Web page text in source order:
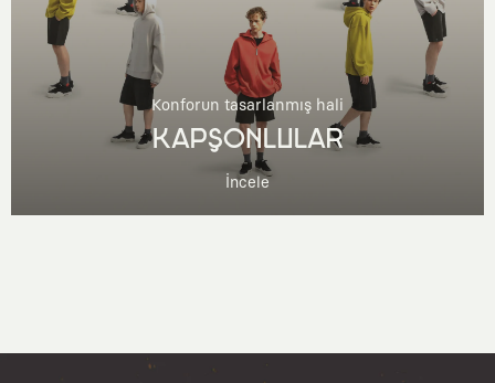
Konforun tasarlanmış hali
KAPŞONLULAR
İncele